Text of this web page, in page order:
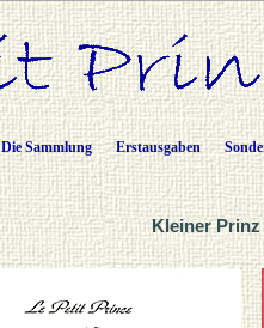
Die Sammlung Erstausgaben
Kleiner Prinz